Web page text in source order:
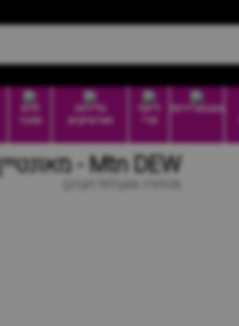
בונבוניירות
דיוטי
פרי
גלידות
וארטיקים
ללא
סוכר
Mtn DEW - מאונטיין דיו דובדבן
מהדורה מוגבלת! דובדבן